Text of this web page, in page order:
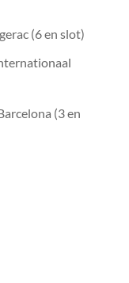
(6 en slot)
(3 en